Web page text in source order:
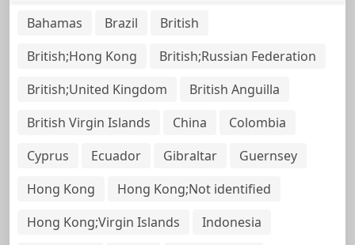
Bahamas Brazil
British
British;Hong Kong
British;Russian Federation
British;United Kingdom
British Anguilla
British Virgin Islands
China
Colombia
Cyprus
Ecuador Gibraltar
Guernsey
Hong Kong
Hong Kong;Not identified
Hong Kong;Virgin Islands
Indonesia